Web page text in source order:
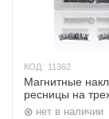
КОД: 11362
Магнитные
ресницы на
магнитах 12#
нет в наличии